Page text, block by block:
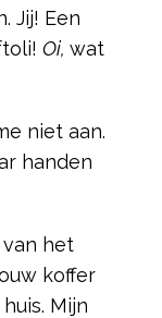
Jij! Een
Oi, wat
niet aan.
handen
van het
koffer
Mijn